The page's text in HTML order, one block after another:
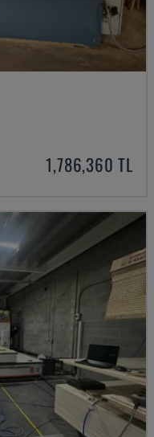
1,786,360 TL